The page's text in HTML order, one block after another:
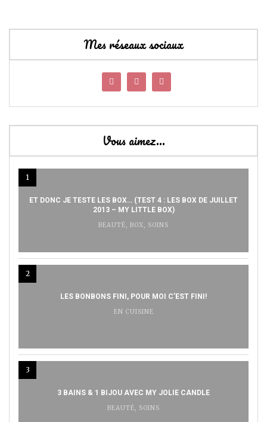
Mes réseaux sociaux
Vous aimez…
1
ET DONC JE TESTE LES BOX… (TEST 4 : LES BOX DE JUILLET
2013 – MY LITTLE BOX)
BEAUTÉ, BOX, SOINS
2
LES BONBONS FINI, POUR MOI C’EST FINI!
EN CUISINE
3
3 BAINS & 1 BIJOU AVEC MY JOLIE CANDLE
BEAUTÉ, SOINS